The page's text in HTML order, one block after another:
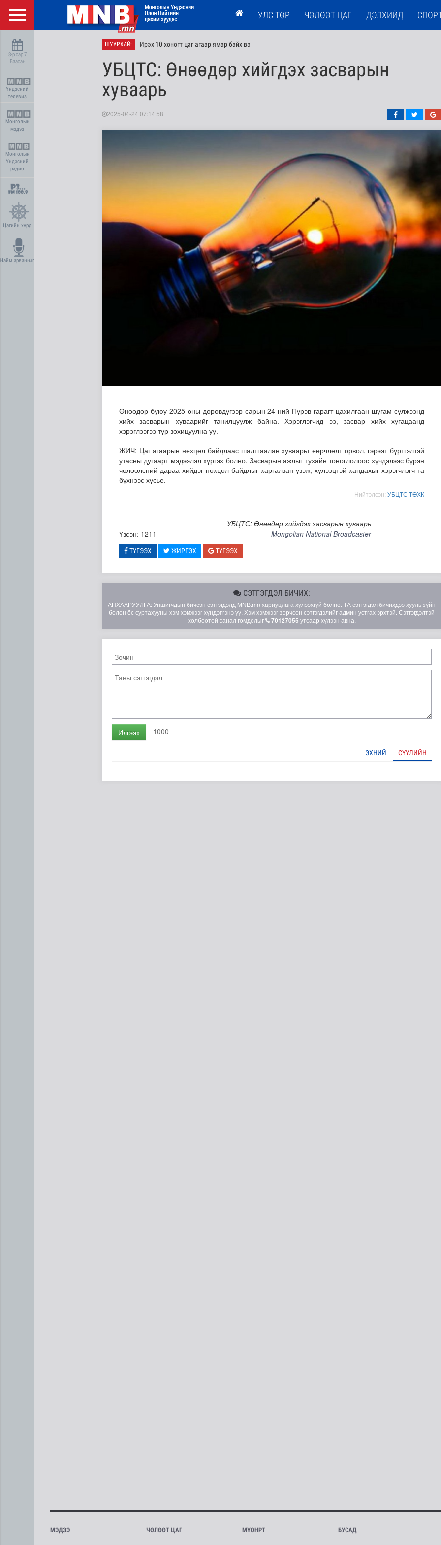
УЛС ТӨР ЧӨЛӨӨТ ЦАГ ДЭЛХИЙД
8-р сар 7
Баасан
Үндэсний
телевиз
Монголын
мэдээ
Монголын
Үндэсний
радио
Цагийн хүрд
Найм арваннэг
ШУУРХАЙ: Ирэх 10 хоногт цаг агаар ямар байх вэ
“Нүүрс пиролизийн үйлдвэр”-ийг төр, хувийн хэвшлийн түншлэлээр хэрэгжүүлэх тог..
Цэнхэр бүсэд гал түймэр гарсан үед хариу арга хэмжээний дадлага сургуулийг зох..
Ц.Сандаг-Очир: COP17 ба COP31 хурлын уялдаа нь Риогийн гурван конвенцын нэгдсэ..
УБЦТС: Өнөөдөр хийгдэх засварын
хуваарь
2025-04-24 07:14:58
Өнөөдөр буюу 2025 оны дөрөвдүгээр сарын 24-ний Пүрэв гарагт цахилгаан шугам сүлжээнд
хийх засварын хуваарийг танилцуулж байна. Хэрэглэгчид ээ, засвар хийх хугацаанд
хэрэглээгээ түр зохицуулна уу.
ЖИЧ: Цаг агаарын нөхцөл байдлаас шалтгаалан хуваарьт өөрчлөлт орвол, гэрээт бүртгэлтэй
утасны дугаарт мэдээлэл хүргэх болно. Засварын ажлыг тухайн тоноглолоос хүчдэлээс бүрэн
чөлөөлсний дараа хийдэг нөхцөл байдлыг харгалзан үзэж, хүлээцтэй хандахыг хэрэгчлэгч та
бүхнээс хүсье.
Нийтэлсэн: УБЦТС ТӨХК
УБЦТС: Өнөөдөр хийгдэх засварын хуваарь
Үзсэн: 1211
Mongolian National Broadcaster
ТҮГЭЭХ ЖИРГЭХ ТҮГЭЭХ
СЭТГЭГДЭЛ БИЧИХ:
АНХААРУУЛГА: Уншигчдын бичсэн сэтгэгдэлд MNB.mn хариуцлага хүлээхгүй болно. ТА сэтгэгдэл бичихдээ хууль зүйн
болон ёс суртахууны хэм хэмжээг хүндэтгэнэ үү. Хэм хэмжээг зөрчсөн сэтгэгдэлийг админ устгах эрхтэй. Сэтгэгдэлтэй
холбоотой санал гомдолыг
70127055 утсаар хүлээн авна.
Илгээх 1000
ЭХНИЙ СҮҮЛИЙН
МЭДЭЭ ЧӨЛӨӨТ ЦАГ МҮОНРТ БУСАД